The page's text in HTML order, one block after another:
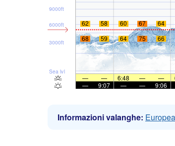
Sea lvl
3000ft
6000ft
9000ft
62 58 60 67 64
68
59 64 75 66
— — 6:48 — —
—
9:07 — — 9:06
Informazioni valanghe: